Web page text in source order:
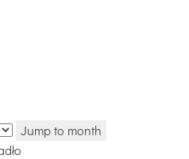
Jump to month